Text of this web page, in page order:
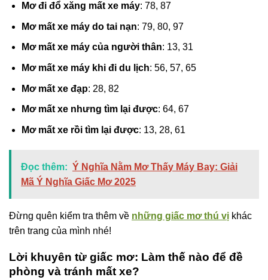
Mơ đi đổ xăng mất xe máy: 78, 87
Mơ mất xe máy do tai nạn: 79, 80, 97
Mơ mất xe máy của người thân: 13, 31
Mơ mất xe máy khi đi du lịch: 56, 57, 65
Mơ mất xe đạp: 28, 82
Mơ mất xe nhưng tìm lại được: 64, 67
Mơ mất xe rồi tìm lại được: 13, 28, 61
Đọc thêm: Ý Nghĩa Nằm Mơ Thấy Máy Bay: Giải
Mã Ý Nghĩa Giấc Mơ 2025
Đừng quên kiểm tra thêm về những giấc mơ thú vị khác
trên trang của mình nhé!
Lời khuyên từ giấc mơ: Làm thế nào để đề
phòng và tránh mất xe?